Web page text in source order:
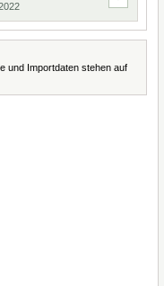
und Importdaten stehen auf